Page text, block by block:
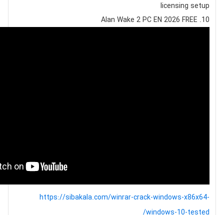
licensing setup
Alan Wake 2 PC EN 2026 FREE
https://sibakala.com/winrar-crack-windows-x86x64-
windows-10-tested/